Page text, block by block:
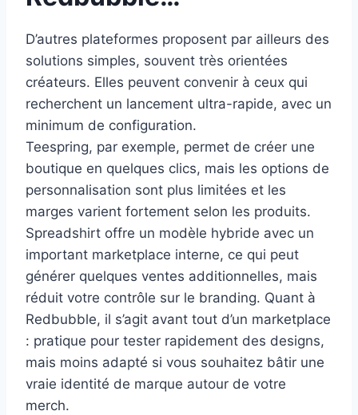
D’autres plateformes proposent par ailleurs des
solutions simples, souvent très orientées
créateurs. Elles peuvent convenir à ceux qui
recherchent un lancement ultra-rapide, avec un
minimum de configuration.
Teespring, par exemple, permet de créer une
boutique en quelques clics, mais les options de
personnalisation sont plus limitées et les
marges varient fortement selon les produits.
Spreadshirt offre un modèle hybride avec un
important marketplace interne, ce qui peut
générer quelques ventes additionnelles, mais
réduit votre contrôle sur le branding. Quant à
Redbubble, il s’agit avant tout d’un marketplace
: pratique pour tester rapidement des designs,
mais moins adapté si vous souhaitez bâtir une
vraie identité de marque autour de votre
merch.